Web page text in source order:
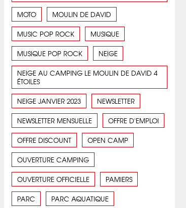
MOTO MOULIN DE DAVID
MUSIC POP ROCK MUSIQUE
MUSIQUE POP ROCK NEIGE
NEIGE AU CAMPING LE MOULIN DE DAVID 4
ÉTOILES
NEIGE JANVIER 2023 NEWSLETTER
NEWSLETTER MENSUELLE OFFRE D'EMPLOI
OFFRE DISCOUNT OPEN CAMP
OUVERTURE CAMPING
OUVERTURE OFFICIELLE PAMIERS
PARC PARC AQUATIQUE